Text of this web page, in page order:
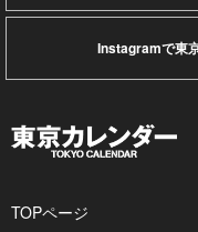
Instagramで東
TOPページ